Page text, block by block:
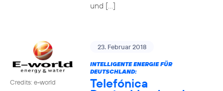
und […]
Credits: e-world
23. Februar 2018
INTELLIGENTE ENERGIE FÜR
DEUTSCHLAND:
Telefónica